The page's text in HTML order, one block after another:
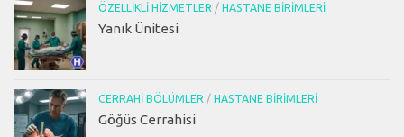
ÖZELLIKLI HIZMETLER / HASTANE BIRIMLERI
Yanık Ünitesi
CERRAHI BÖLÜMLER / HASTANE BIRIMLERI
Göğüs Cerrahisi